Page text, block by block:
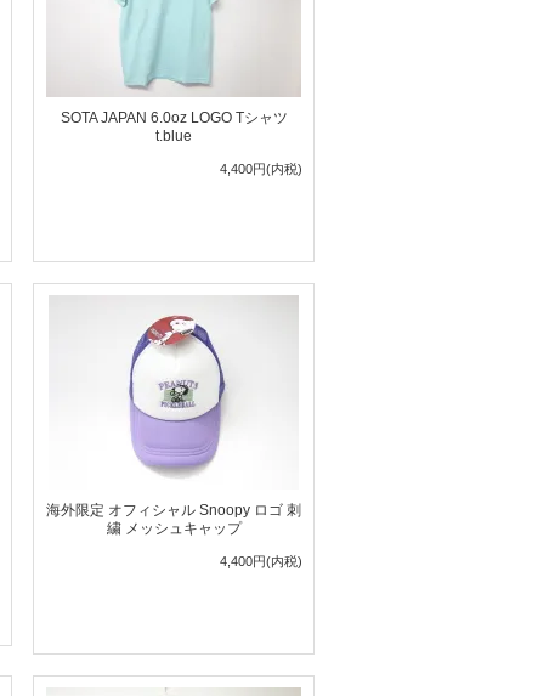
SOTA JAPAN 6.0oz LOGO Tシャツ
t.blue
4,400円(内税)
海外限定 オフィシャル Snoopy ロゴ 刺
繍 メッシュキャップ
4,400円(内税)